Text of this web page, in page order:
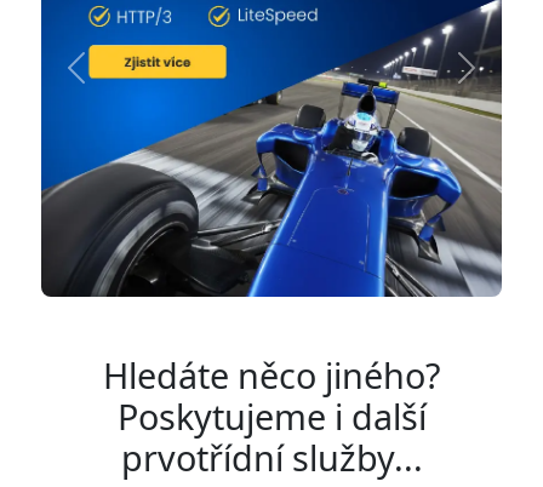
Previous Next
Hledáte něco jiného?
Poskytujeme i další
prvotřídní služby...